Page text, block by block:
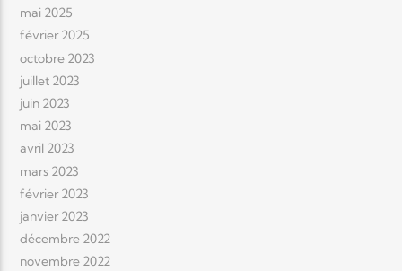
mai 2025
février 2025
octobre 2023
juillet 2023
juin 2023
mai 2023
avril 2023
mars 2023
février 2023
janvier 2023
décembre 2022
novembre 2022